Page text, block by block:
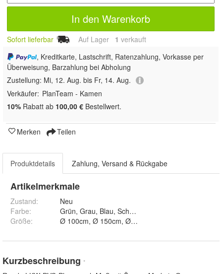
In den Warenkorb
Sofort lieferbar Auf Lager 1 verkauft
, Kreditkarte, Lastschrift, Ratenzahlung, Vorkasse per
Überweisung, Barzahlung bei Abholung
Zustellung: Mi, 12. Aug. bis Fr, 14. Aug.
Verkäufer: PlanTeam - Kamen
10% Rabatt ab 100,00 € Bestellwert.
Merken Teilen
Produktdetails Zahlung, Versand & Rückgabe
Artikelmerkmale
Zustand:
Neu
Farbe:
Größe:
Kurzbeschreibung *